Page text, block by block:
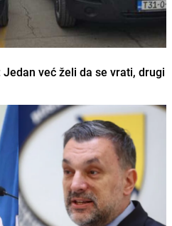
već želi da se vrati, drugi